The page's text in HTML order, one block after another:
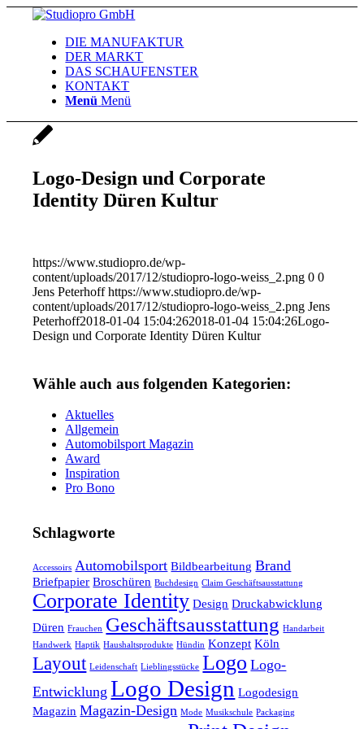
DIE MANUFAKTUR
DER MARKT
DAS SCHAUFENSTER
KONTAKT
Menü Menü
Logo-Design und Corporate
Identity Düren Kultur
https://www.studiopro.de/wp-
content/uploads/2017/12/studiopro-logo-weiss_2.png 0 0
Jens Peterhoff https://www.studiopro.de/wp-
content/uploads/2017/12/studiopro-logo-weiss_2.png Jens
Peterhoff2018-01-04 15:04:262018-01-04 15:04:26Logo-
Design und Corporate Identity Düren Kultur
Wähle auch aus folgenden Kategorien:
Aktuelles
Allgemein
Automobilsport Magazin
Award
Inspiration
Pro Bono
Schlagworte
Accessoirs Automobilsport Bildbearbeitung Brand
Briefpapier Broschüren Buchdesign Claim Geschäftsausstattung
Corporate Identity Design Druckabwicklung
Düren Frauchen Geschäftsausstattung Handarbeit
Handwerk Haptik Haushaltsprodukte Hündin Konzept Köln
Layout Leidenschaft Lieblingsstücke Logo Logo-
Entwicklung Logo Design Logodesign
Magazin Magazin-Design Mode Musikschule Packaging